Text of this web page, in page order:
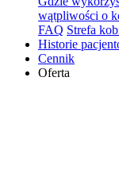
wątpliwości o
FAQ Strefa
Historie
Cennik
Oferta